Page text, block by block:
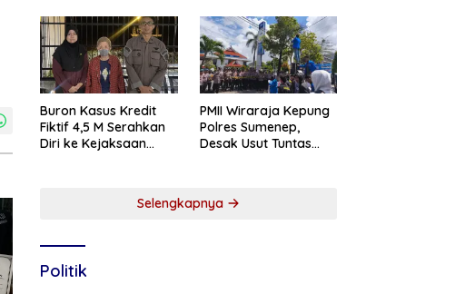
Buron Kasus Kredit
Fiktif 4,5 M Serahkan
Diri ke Kejaksaan
PMII Wiraraja Kepung
Polres Sumenep,
Desak Usut Tuntas
Selengkapnya
Politik